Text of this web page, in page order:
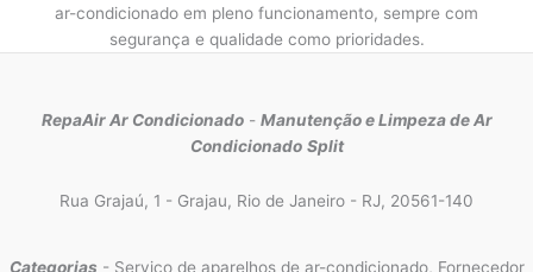
ar-condicionado em pleno funcionamento, sempre com
segurança e qualidade como prioridades.
RepaAir Ar Condicionado- Manutenção e Limpeza de Ar
Condicionado Split
Rua Grajaú, 1 - Grajau, Rio de Janeiro - RJ, 20561-140
Categorias - Serviço de aparelhos de ar-condicionado, Fornecedor